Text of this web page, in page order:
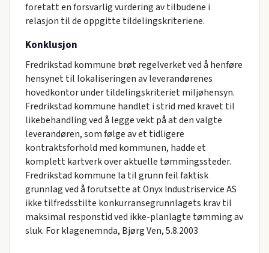
foretatt en forsvarlig vurdering av tilbudene i
relasjon til de oppgitte tildelingskriteriene.
Konklusjon
Fredrikstad kommune brøt regelverket ved å henføre
hensynet til lokaliseringen av leverandørenes
hovedkontor under tildelingskriteriet miljøhensyn.
Fredrikstad kommune handlet i strid med kravet til
likebehandling ved å legge vekt på at den valgte
leverandøren, som følge av et tidligere
kontraktsforhold med kommunen, hadde et
komplett kartverk over aktuelle tømmingssteder.
Fredrikstad kommune la til grunn feil faktisk
grunnlag ved å forutsette at Onyx Industriservice AS
ikke tilfredsstilte konkurransegrunnlagets krav til
maksimal responstid ved ikke-planlagte tømming av
sluk. For klagenemnda, Bjørg Ven, 5.8.2003